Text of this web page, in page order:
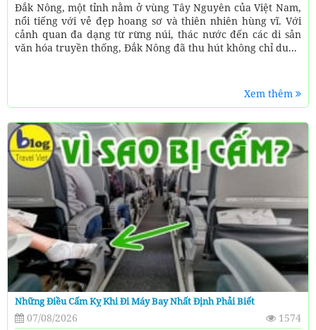
Đắk Nông, một tỉnh nằm ở vùng Tây Nguyên của Việt Nam,
nổi tiếng với vẻ đẹp hoang sơ và thiên nhiên hùng vĩ. Với
cảnh quan đa dạng từ rừng núi, thác nước đến các di sản
văn hóa truyền thống, Đắk Nông đã thu hút không chỉ du...
Xem thêm
Những Điều Cấm Kỵ Khi Đi Máy Bay Nhất Định Phải Biết
07/08/2026
1574